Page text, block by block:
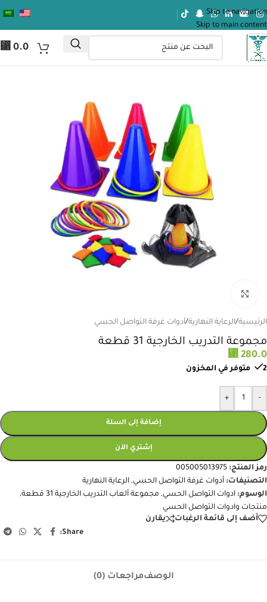
Skip to navigation
Skip to main content
⃁ 0.0
الرئيسية/الرعاية النهارية/أدوات غرفة التواصل الحسي
مجموعة التدريب الخارجية 31 قطعة
⃁ 280.0
2 متوفر في المخزون
-
+
إضافة إلى السلة
إشتري الآن
رمز المنتج: 005005013975
التصنيفات: أدوات غرفة التواصل الحسي, الرعاية النهارية
الوسوم: ادوات التواصل الحسي, مجموعة ألعاب التدريب الخارجية 31 قطعة
,
منتجات وادوات التواصل الحسي
أضف إلى قائمة الرغبات
يقارن
Share:
الوصفمراجعات (0)